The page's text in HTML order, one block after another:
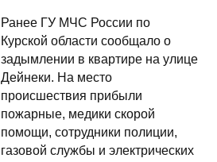
Ранее ГУ МЧС России по
Курской области сообщало о
задымлении в квартире на улице
Дейнеки. На место
происшествия прибыли
пожарные, медики скорой
помощи, сотрудники полиции,
газовой службы и электрических